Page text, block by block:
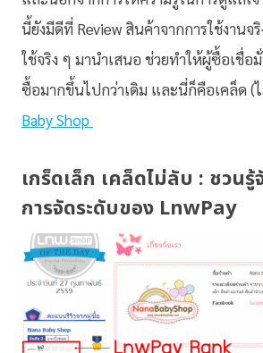
นี้ยังมีดีที่ Review สินค้าจากการใช้งานจ
ใช้จริง ๆ มานำเสนอ ช่วยทำให้ผู้ซื้อเชื่อ
ซื้อมากขึ้นไปกว่าเดิม และนี่ก็คือเคล็ด (
Baby Shop
เกร็ดเล็ก เคล็ดไม่ลับ : ชวน
การจัดระดับของ LnwPay